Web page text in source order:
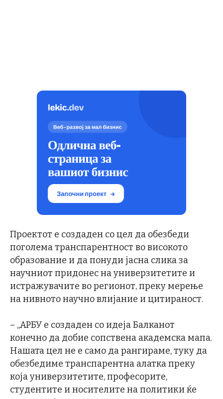
Проектот е создаден со цел да обезбеди
поголема транспарентност во високото
образование и да понуди јасна слика за
научниот придонес на универзитетите и
истражувачите во регионот, преку мерење
на нивното научно влијание и цитираност.
– „АРБУ е создаден со идеја Балканот
конечно да добие сопствена академска мапа.
Нашата цел не е само да рангираме, туку да
обезбедиме транспарентна алатка преку
која универзитетите, професорите,
студентите и носителите на политики ќе